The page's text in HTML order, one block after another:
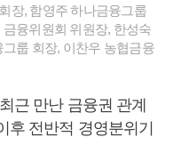
장, 함영주 하나금융그룹
융위원회 위원장, 한성숙
룹 회장, 이찬우 농협금융
근 만난 금융권 관계
후 전반적 경영분위기